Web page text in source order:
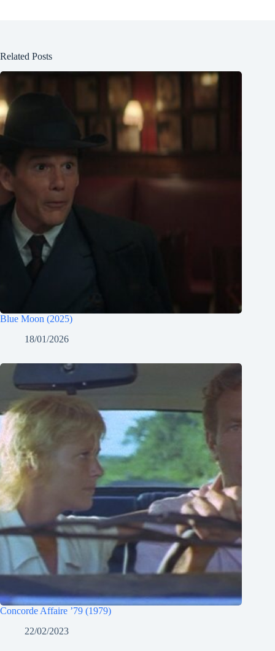
Related Posts
Blue Moon (2025)
18/01/2026
Concorde Affaire ’79 (1979)
22/02/2023